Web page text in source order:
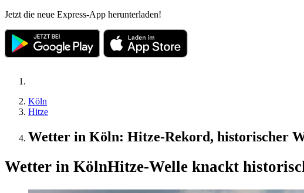
Jetzt die neue Express-App herunterladen!
Köln
Hitze
Wetter in Köln: Hitze-Rekord, historischer
Wetter in KölnHitze-Welle knackt